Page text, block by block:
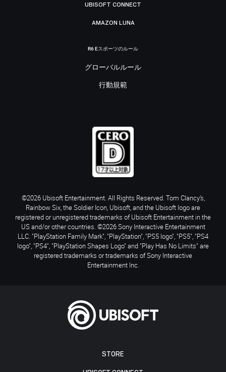
STORE
UBISOFT CONNECT
AMAZON LUNA
R6 Eスポーツのルール
グローバルルール
行動規範
©2026 Ubisoft Entertainment. All Rights Reserved. Tom Clancy’s,
Rainbow Six, the Soldier Icon, Ubisoft, and the Ubisoft logo are
registered or unregistered trademarks of Ubisoft Entertainment in the
US and/or other countries. ©2026 Sony Interactive Entertainment
LLC. "PlayStation Family Mark", "PlayStation", "PS5 logo", "PS5", "PS4
logo", "PS4", "PlayStation Shapes Logo" and "Play Has No Limits" are
registered trademarks or trademarks of Sony Interactive
Entertainment Inc.